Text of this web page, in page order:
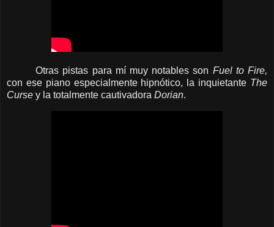
Otras pistas para mí muy notables son Fuel to Fire,
con ese piano especialmente hipnótico, la inquietante The
Curse y la totalmente cautivadora Dorian.